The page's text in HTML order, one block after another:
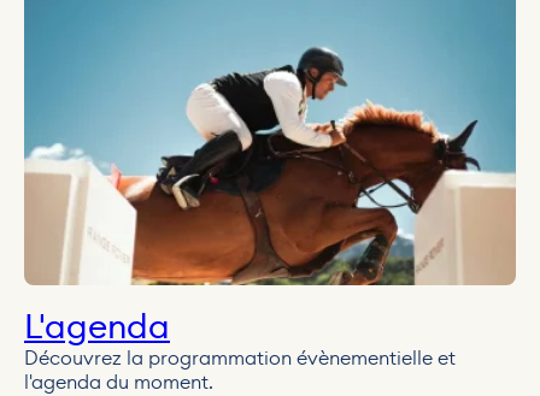
L'agenda
Découvrez la programmation évènementielle et
l'agenda du moment.